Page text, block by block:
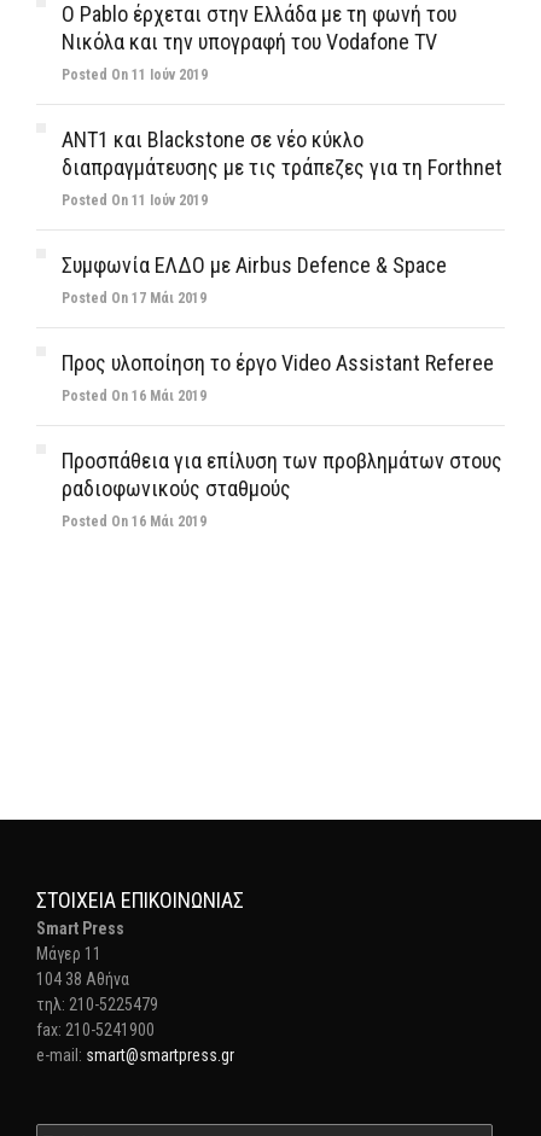
Ο Pablo έρχεται στην Ελλάδα με τη φωνή του
Νικόλα και την υπογραφή του Vodafone TV
Posted On 11 Ιούν 2019
ΑΝΤ1 και Blackstone σε νέο κύκλο
διαπραγμάτευσης με τις τράπεζες για τη Forthnet
Posted On 11 Ιούν 2019
Συμφωνία ΕΛΔΟ με Airbus Defence & Space
Posted On 17 Μάι 2019
Προς υλοποίηση το έργο Video Assistant Referee
Posted On 16 Μάι 2019
Προσπάθεια για επίλυση των προβλημάτων στους
ραδιοφωνικούς σταθμούς
Posted On 16 Μάι 2019
ΣΤΟΙΧΕΊΑ ΕΠΙΚΟΙΝΩΝΊΑΣ
Smart Press
Mάγερ 11
104 38 Αθήνα
τηλ: 210-5225479
fax: 210-5241900
e-mail: smart@smartpress.gr